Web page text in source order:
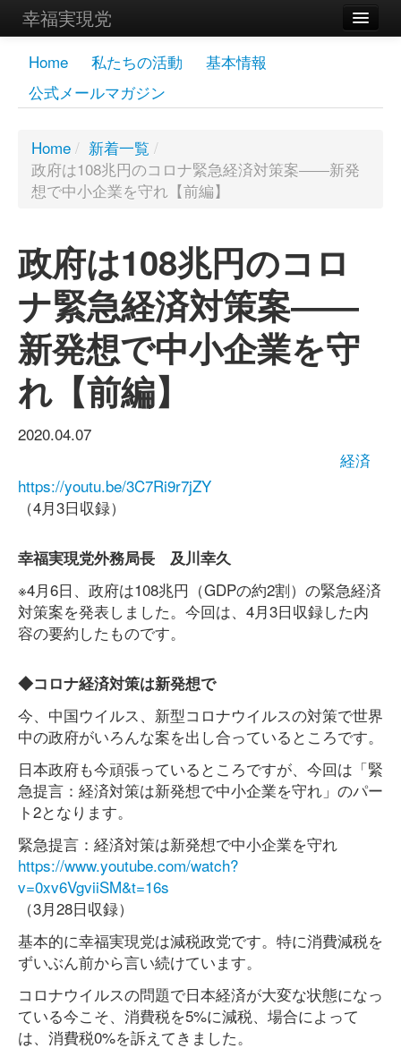
幸福実現党
メンバーズページ
党員
お問い合わせ
Home 私たちの活動
基本情報
公式メールマガジン
Home / 新着一覧 /
政府は108兆円のコロナ緊急経済対策案――新発
想で中小企業を守れ【前編】
政府は108兆円のコロ
ナ緊急経済対策案――
新発想で中小企業を守
れ【前編】
2020.04.07
経済
https://youtu.be/3C7Ri9r7jZY
（4月3日収録）
幸福実現党外務局長 及川幸久
※4月6日、政府は108兆円（GDPの約2割）の緊急経済
対策案を発表しました。今回は、4月3日収録した内
容の要約したものです。
◆コロナ経済対策は新発想で
今、中国ウイルス、新型コロナウイルスの対策で世界
中の政府がいろんな案を出し合っているところです。
日本政府も今頑張っているところですが、今回は「緊
急提言：経済対策は新発想で中小企業を守れ」のパー
ト2となります。
緊急提言：経済対策は新発想で中小企業を守れ
https://www.youtube.com/watch?
v=0xv6VgviiSM&t=16s
（3月28日収録）
基本的に幸福実現党は減税政党です。特に消費減税を
ずいぶん前から言い続けています。
コロナウイルスの問題で日本経済が大変な状態になっ
ている今こそ、消費税を5%に減税、場合によって
は、消費税0%を訴えてきました。